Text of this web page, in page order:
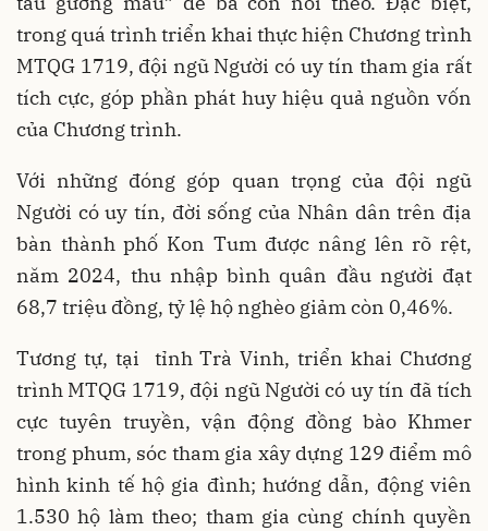
trong quá trình triển khai thực hiện Chương trình
MTQG 1719, đội ngũ Người có uy tín tham gia rất
tích cực, góp phần phát huy hiệu quả nguồn vốn
của Chương trình.
Với những đóng góp quan trọng của đội ngũ
Người có uy tín, đời sống của Nhân dân trên địa
bàn thành phố Kon Tum được nâng lên rõ rệt,
năm 2024, thu nhập bình quân đầu người đạt
68,7 triệu đồng, tỷ lệ hộ nghèo giảm còn 0,46%.
Tương tự, tại tỉnh Trà Vinh, triển khai Chương
trình MTQG 1719, đội ngũ Người có uy tín đã tích
cực tuyên truyền, vận động đồng bào Khmer
trong phum, sóc tham gia xây dựng 129 điểm mô
hình kinh tế hộ gia đình; hướng dẫn, động viên
1.530 hộ làm theo; tham gia cùng chính quyền